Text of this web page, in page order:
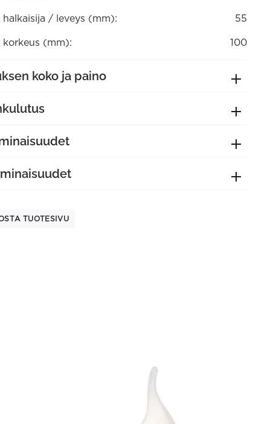
halkaisija / leveys (mm): 55
korkeus (mm): 100
koko ja paino
TUOTESIVU